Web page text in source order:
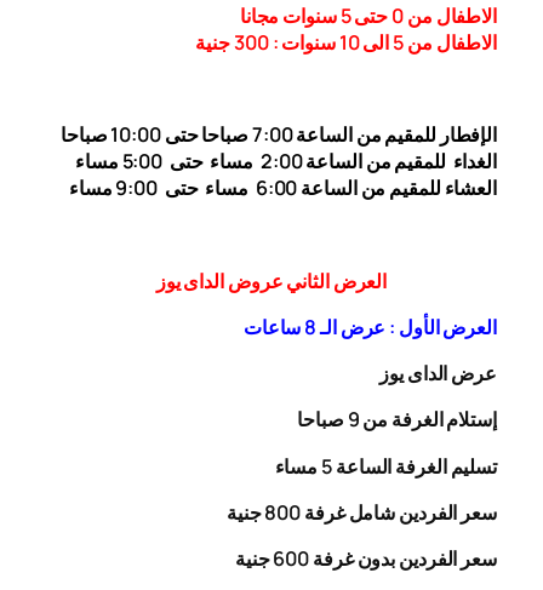
الاطفال من 0 حتى 5 سنوات مجانا
الاطفال من 5 الى 10 سنوات : 300
جنية
الإفطار للمقيم من الساعة 7:00 صباحا حتى 10:00
صباحا
الغداء للمقيم من الساعة 2:00 مساء حتى
5:00 مساء
العشاء للمقيم من الساعة 6:00 مساء حتى 9:00 مساء
العرض الثاني عروض الداى يوز
العرض الأول : عرض الـ 8 ساعات
عرض الداى يوز
إستلام الغرفة من 9 صباحا
تسليم الغرفة الساعة 5 مساء
سعر الفردين شامل غرفة
800 جنية
سعر الفردين بدون غرفة
600 جنية